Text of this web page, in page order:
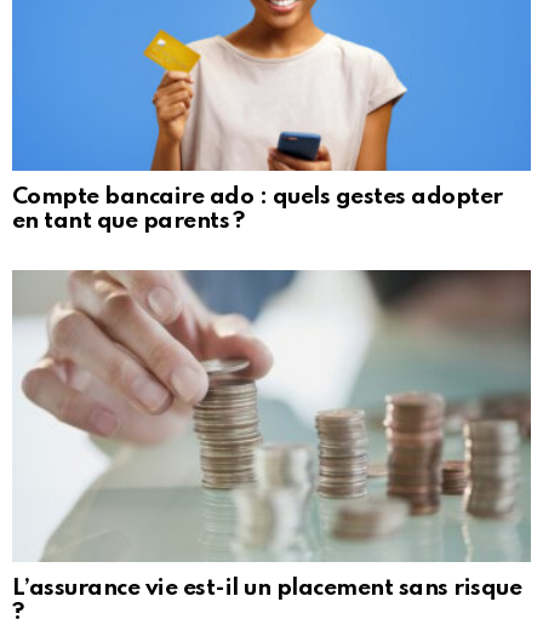
Compte bancaire ado : quels gestes adopter
en tant que parents ?
L’assurance vie est-il un placement sans risque
?